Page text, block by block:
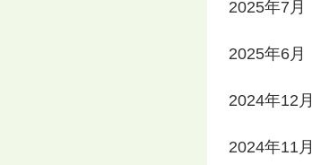
2025年7月
2025年6月
2024年12月
2024年11月